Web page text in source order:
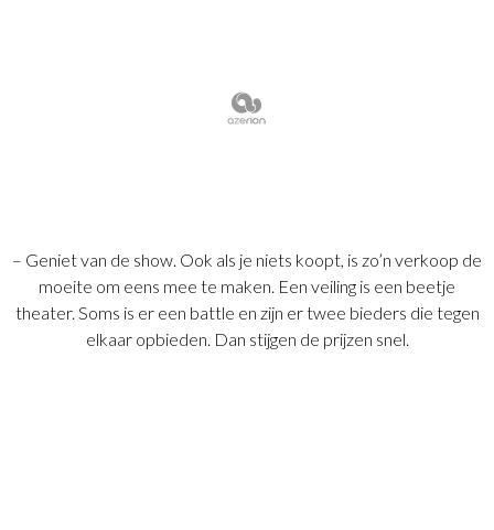
– Geniet van de show. Ook als je niets koopt, is zo’n verkoop de
moeite om eens mee te maken. Een veiling is een beetje
theater. Soms is er een battle en zijn er twee bieders die tegen
elkaar opbieden. Dan stijgen de prijzen snel.